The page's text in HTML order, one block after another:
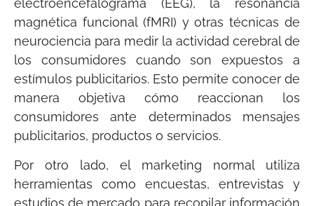
electroencefalograma (EEG), la resonancia
magnética funcional (fMRI) y otras técnicas de
neurociencia para medir la actividad cerebral de
los consumidores cuando son expuestos a
estímulos publicitarios. Esto permite conocer de
manera objetiva cómo reaccionan los
consumidores ante determinados mensajes
publicitarios, productos o servicios.
Por otro lado, el marketing normal utiliza
herramientas como encuestas, entrevistas y
estudios de mercado para recopilar información